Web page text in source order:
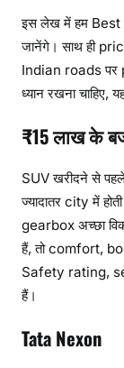
इस लेख में हम Best
जानेंगे। साथ ही
Indian roads पर
ध्यान रखना चाहिए,
₹15 लाख के
SUV खरीदने से
ज्यादातर city में
gearbox अच्छा
हैं, तो comfort,
Safety rating,
हैं।
Tata Nexon